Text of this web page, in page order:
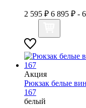
2 595 ₽ 6 895 ₽ -
Акция
Рюкзак белые
167
белый